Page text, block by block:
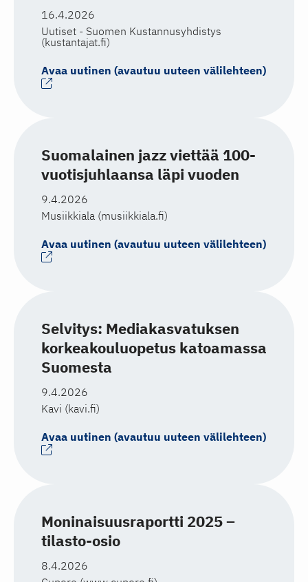
16.4.2026
Uutiset - Suomen Kustannusyhdistys
(kustantajat.fi)
Avaa uutinen (avautuu uuteen välilehteen)
Suomalainen jazz viettää 100-
vuotisjuhlaansa läpi vuoden
9.4.2026
Musiikkiala (musiikkiala.fi)
Avaa uutinen (avautuu uuteen välilehteen)
Selvitys: Mediakasvatuksen
korkeakouluopetus katoamassa
Suomesta
9.4.2026
Kavi (kavi.fi)
Avaa uutinen (avautuu uuteen välilehteen)
Moninaisuusraportti 2025 –
tilasto-osio
8.4.2026